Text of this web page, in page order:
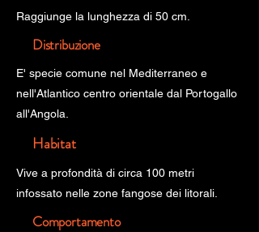
Raggiunge la lunghezza di 50 cm.
Distribuzione
E' specie comune nel Mediterraneo e
nell'Atlantico centro orientale dal Portogallo
all'Angola.
Habitat
Vive a profondità di circa 100 metri
infossato nelle zone fangose dei litorali.
Comportamento